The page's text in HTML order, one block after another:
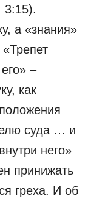
3:15).
а «знания»
–
как
суда … и
него»
принижать
греха. И об